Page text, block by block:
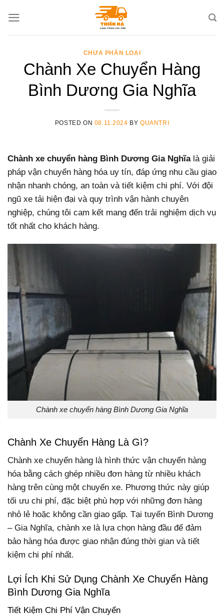
CHƯA PHÂN LOẠI
Chành Xe Chuyển Hàng
Bình Dương Gia Nghĩa
POSTED ON 08.11.2024 BYQUANTRI
Chành xe chuyển hàng Bình Dương Gia Nghĩalà giải
pháp vận chuyển hàng hóa uy tín, đáp ứng nhu cầu giao
nhận nhanh chóng, an toàn và tiết kiệm chi phí. Với đội
ngũ xe tải hiện đại và quy trình vận hành chuyên
nghiệp, chúng tôi cam kết mang đến trải nghiệm dịch vụ
tốt nhất cho khách hàng.
Chành xe chuyển hàng Bình Dương Gia Nghĩa
Chành Xe Chuyển Hàng Là Gì?
Chành xe chuyển hàng là hình thức vận chuyển hàng
hóa bằng cách ghép nhiều đơn hàng từ nhiều khách
hàng trên cùng một chuyến xe. Phương thức này giúp
tối ưu chi phí, đặc biệt phù hợp với những đơn hàng
nhỏ lẻ hoặc không cần giao gấp. Tại tuyến Bình Dương
– Gia Nghĩa, chành xe là lựa chọn hàng đầu để đảm
bảo hàng hóa được giao nhận đúng thời gian và tiết
kiệm chi phí nhất.
Lợi Ích Khi Sử Dụng Chành Xe Chuyển Hàng
Bình Dương Gia Nghĩa
Tiết Kiệm Chi Phí Vận Chuyển